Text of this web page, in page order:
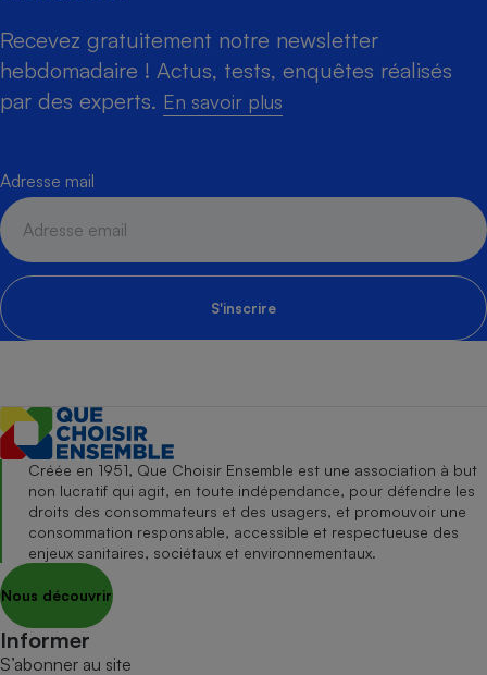
Recevez gratuitement notre newsletter
hebdomadaire ! Actus, tests, enquêtes réalisés
par des experts. En savoir plus
Adresse mail
S'inscrire
Créée en 1951, Que Choisir Ensemble est une association à but
non lucratif qui agit, en toute indépendance, pour défendre les
droits des consommateurs et des usagers, et promouvoir une
consommation responsable, accessible et respectueuse des
enjeux sanitaires, sociétaux et environnementaux.
Nous découvrir
Informer
S’abonner au site